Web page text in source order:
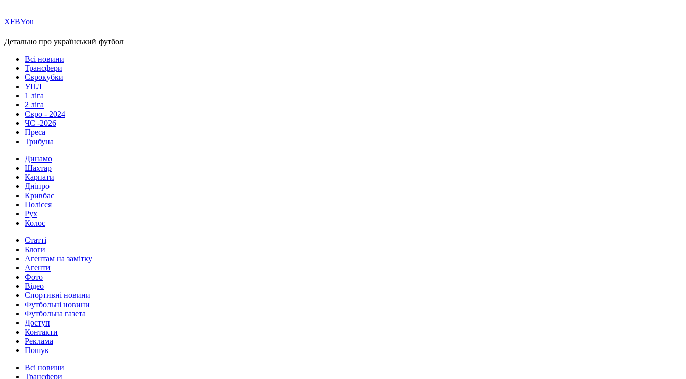
ХFBYou
Детально про український футбол
Всі новини
Трансфери
Єврокубки
УПЛ
1 ліга
2 ліга
Євро - 2024
ЧС -2026
Преса
Трибуна
Динамо
Шахтар
Карпати
Дніпро
Кривбас
Полісся
Рух
Колос
Статті
Блоги
Агентам на замітку
Агенти
Фото
Відео
Спортивні новини
Футбольні новини
Футбольна газета
Доступ
Контакти
Реклама
Пошук
Всі новини
Трансфери